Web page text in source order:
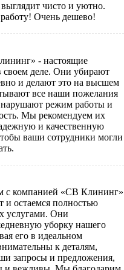
чисто и уютно.
Очень дешево!
- настоящие
своем деле. Они убирают
и делают это на высшем
все наши пожелания
нарушают режим работы и
Мы рекомендуем их
и качественную
ваши сотрудники могли
с компанией «СВ Клининг»
и остаемся полностью
услугами. Они
уборку нашего
его в идеальном
к деталям,
запросы и предложения,